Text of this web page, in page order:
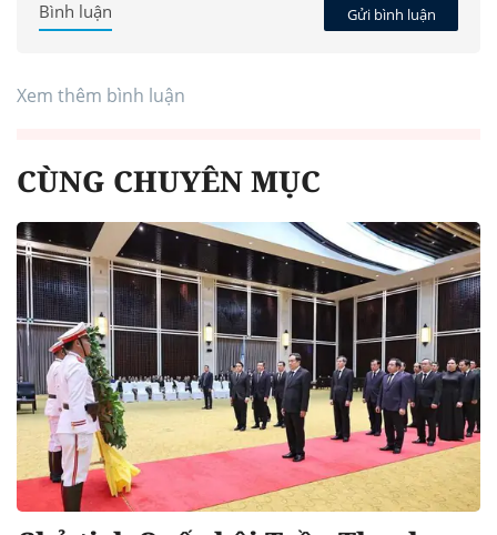
Gửi bình luận
Bình luận
Xem thêm bình luận
CÙNG CHUYÊN MỤC